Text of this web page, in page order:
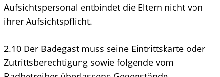
Aufsichtspersonal entbindet die Eltern nicht von
ihrer Aufsichtspflicht.
2.10 Der Badegast muss seine Eintrittskarte oder
Zutrittsberechtigung sowie folgende vom